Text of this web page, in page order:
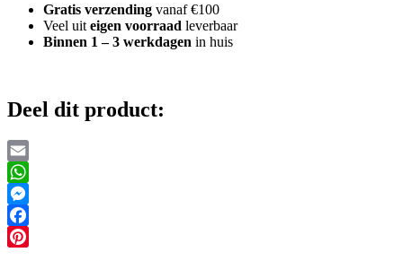
Gratis verzending vanaf €100
Veel uit eigen voorraad leverbaar
Binnen 1 – 3 werkdagen in huis
Deel dit product:
Email
WhatsApp
Messenger
Facebook